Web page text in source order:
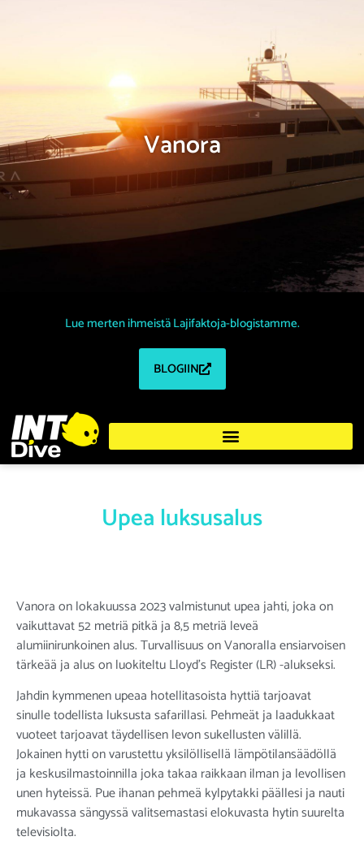
Vanora
Lue merten ihmeistä Lajifaktoja-blogistamme.
BLOGIIN
Upea luksusalus
Vanora on lokakuussa 2023 valmistunut upea jahti, joka on
vaikuttavat 52 metriä pitkä ja 8,5 metriä leveä
alumiinirunkoinen alus. Turvallisuus on Vanoralla ensiarvoisen
tärkeää ja alus on luokiteltu Lloyd’s Register (LR) -alukseksi.
Jahdin kymmenen upeaa hotellitasoista hyttiä tarjoavat
sinulle todellista luksusta safarillasi. Pehmeät ja laadukkaat
vuoteet tarjoavat täydellisen levon sukellusten välillä.
Jokainen hytti on varustettu yksilöllisellä lämpötilansäädöllä
ja keskusilmastoinnilla joka takaa raikkaan ilman ja levollisen
unen hyteissä. Pue ihanan pehmeä kylpytakki päällesi ja nauti
mukavassa sängyssä valitsemastasi elokuvasta hytin suurelta
televisiolta.